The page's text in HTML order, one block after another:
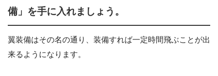
備」を手に入れましょう。
翼装備はその名の通り、装備すれば一定時間飛ぶことが出
来るようになります。